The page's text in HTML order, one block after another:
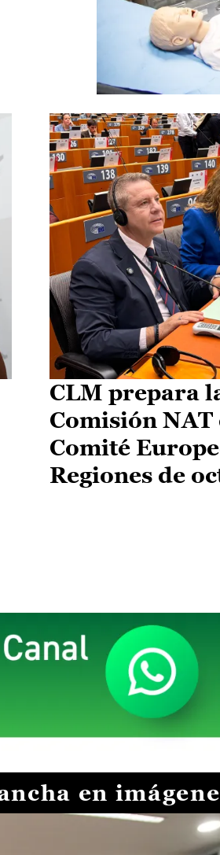
CLM prepara
Comisión NAT
Comité
Regiones de
en